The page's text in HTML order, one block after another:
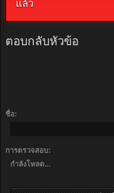
แล้ว
ตอบกลับหัวข้อ
ชื่อ:
การตรวจสอบ:
กำลังโหลด...